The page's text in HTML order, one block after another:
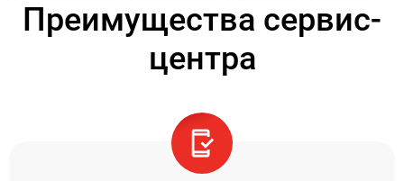
Преимущества сервис-
центра